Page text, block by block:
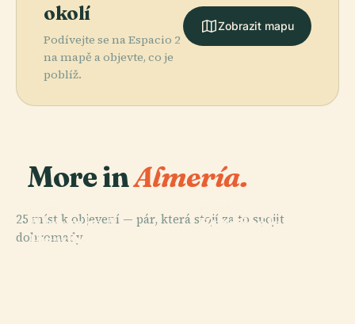
okolí
Podívejte se na Espacio 2
na mapě a objevte, co je
poblíž.
Zobrazit mapu
More inAlmería.
25 míst k objevení — pár, která stojí za to spojit
dohromady.
PLACE
Stadion
Alcazaba A
Hradby Cerro
Katedrální